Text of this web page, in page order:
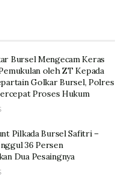
Bursel Mengecam Keras
oleh ZT Kepada
Golkar Bursel, Polres
Proses Hukum
Pilkada Bursel Safitri –
36 Persen
Dua Pesaingnya